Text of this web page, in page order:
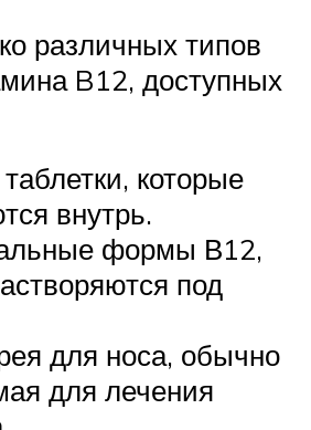
различных типов
B12, доступных
которые
внутрь.
формы В12,
под
для носа, обычно
для лечения